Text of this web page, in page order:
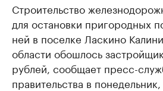
Строительство
для остановки пригородных
ней в поселке Ласкино
области обошлось
рублей, сообщает пресс-
правительства в понедельник,